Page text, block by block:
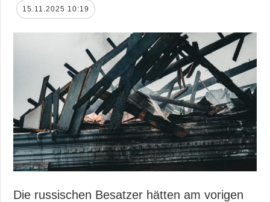
15.11.2025 10:19
Die russischen Besatzer hätten am vorigen